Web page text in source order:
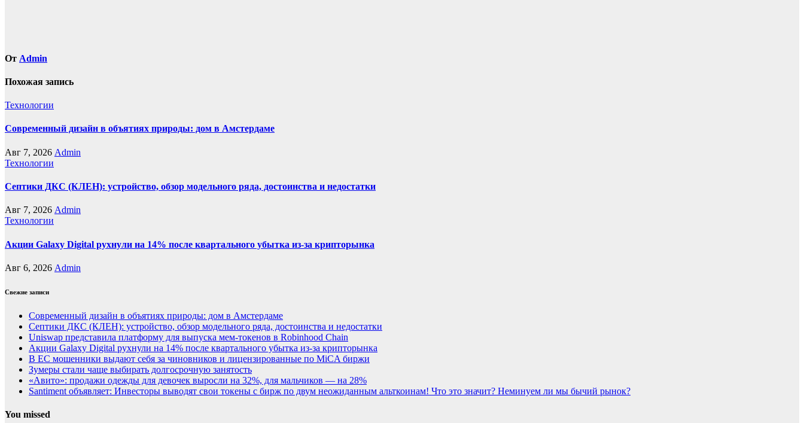
От Admin
Похожая запись
Технологии
Современный дизайн в объятиях природы: дом в Амстердаме
Авг 7, 2026 Admin
Технологии
Септики ДКС (КЛЕН): устройство, обзор модельного ряда, достоинства и недостатки
Авг 7, 2026 Admin
Технологии
Акции Galaxy Digital рухнули на 14% после квартального убытка из-за крипторынка
Авг 6, 2026 Admin
Свежие записи
Современный дизайн в объятиях природы: дом в Амстердаме
Септики ДКС (КЛЕН): устройство, обзор модельного ряда, достоинства и недостатки
Uniswap представила платформу для выпуска мем-токенов в Robinhood Chain
Акции Galaxy Digital рухнули на 14% после квартального убытка из-за крипторынка
В ЕС мошенники выдают себя за чиновников и лицензированные по MiCA биржи
Зумеры стали чаще выбирать долгосрочную занятость
«Авито»: продажи одежды для девочек выросли на 32%, для мальчиков — на 28%
Santiment объявляет: Инвесторы выводят свои токены с бирж по двум неожиданным альткоинам! Что это значит? Неминуем ли мы бычий рынок?
You missed